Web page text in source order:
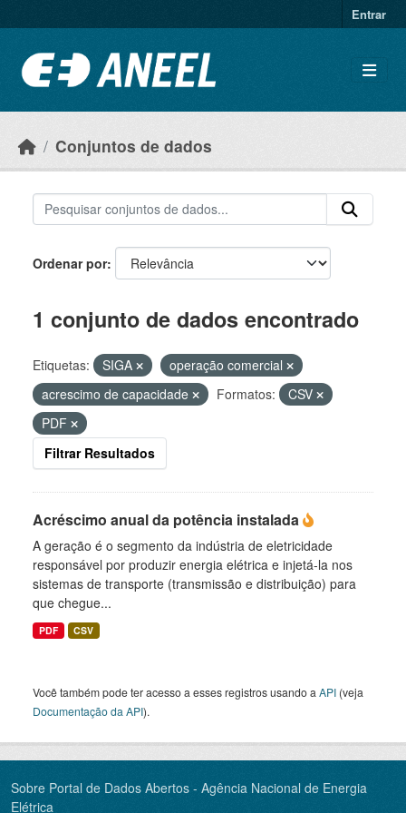
Entrar
Conjuntos de dados
Ordenar por
1 conjunto de dados encontrado
Etiquetas: SIGA
operação comercial
acrescimo de capacidade
Formatos:
CSV
PDF
Filtrar Resultados
Acréscimo anual da potência instalada
A geração é o segmento da indústria de eletricidade
responsável por produzir energia elétrica e injetá-la nos
sistemas de transporte (transmissão e distribuição) para
que chegue...
PDF CSV
Você também pode ter acesso a esses registros usando a API (veja
Documentação da API).
Sobre Portal de Dados Abertos - Agência Nacional de Energia
Elétrica